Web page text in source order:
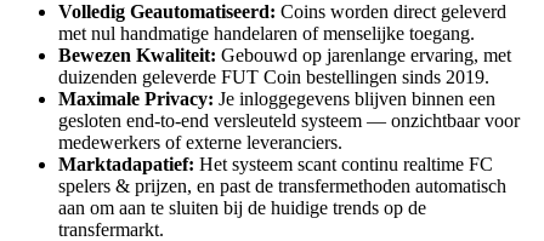
Volledig Geautomatiseerd: Coins worden direct geleverd
met nul handmatige handelaren of menselijke toegang.
Bewezen Kwaliteit: Gebouwd op jarenlange ervaring, met
duizenden geleverde FUT Coin bestellingen sinds 2019.
Maximale Privacy: Je inloggegevens blijven binnen een
gesloten end-to-end versleuteld systeem — onzichtbaar voor
medewerkers of externe leveranciers.
Marktadapatief: Het systeem scant continu realtime FC
spelers & prijzen, en past de transfermethoden automatisch
aan om aan te sluiten bij de huidige trends op de
transfermarkt.